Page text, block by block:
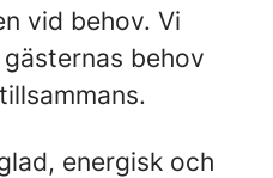
vid behov. Vi
behov
energisk och